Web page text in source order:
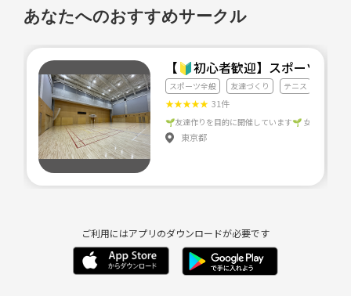
□動きやすい服装
□飲み物
□楽しむ心❤︎
【注意事項】
・プレー中以外はマスク着用
・当日体調が優れない、発熱の症状がある等の方はお控えください！
・イベント後は西スポーツセンター前で長く立ち話をしないようにお願
いします！
あなたへのおすすめサークル
【🔰初心者歓迎】スポーツク
スポーツ全般 友達づくり テニス
★★★★★ 31件
東京都
ご利用にはアプリのダウンロードが必要です